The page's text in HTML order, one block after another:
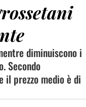
diminuiscono i
Secondo
il prezzo medio è di